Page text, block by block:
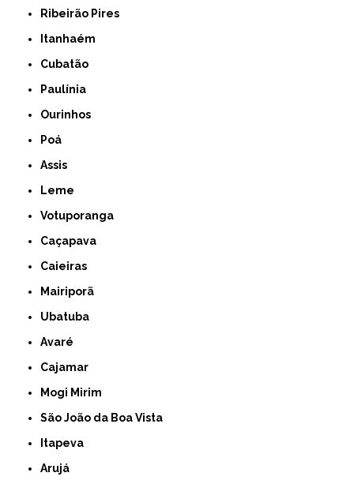
Ribeirão Pires
Itanhaém
Cubatão
Paulínia
Ourinhos
Poá
Assis
Leme
Votuporanga
Caçapava
Caieiras
Mairiporã
Ubatuba
Avaré
Cajamar
Mogi Mirim
São João da Boa Vista
Itapeva
Arujá